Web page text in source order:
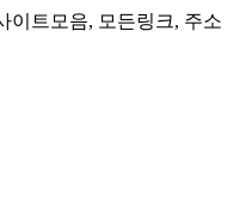
이트모음, 모든링크, 주소